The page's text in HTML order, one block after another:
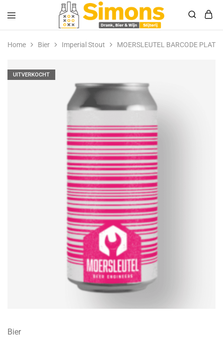
Simonsdrank.nl
Drank,
Bier
&
Home Bier Imperial Stout MOERSLEUTEL BARCODE
UITVERKOCHT
Bier